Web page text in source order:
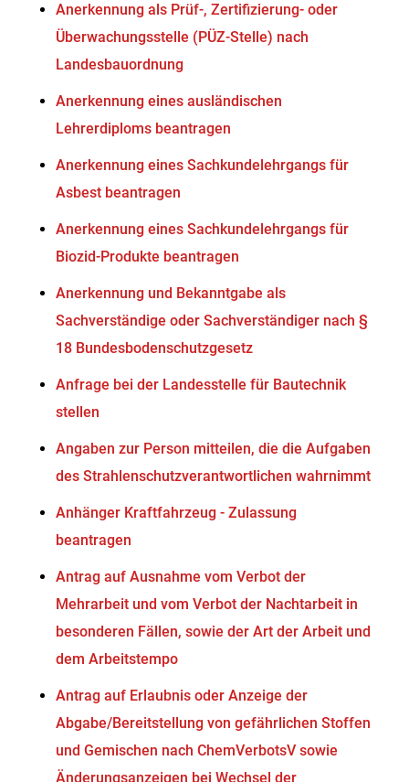
Anerkennung als Prüf-, Zertifizierung- oder
Überwachungsstelle (PÜZ-Stelle) nach
Landesbauordnung
Anerkennung eines ausländischen
Lehrerdiploms beantragen
Anerkennung eines Sachkundelehrgangs für
Asbest beantragen
Anerkennung eines Sachkundelehrgangs für
Biozid-Produkte beantragen
Anerkennung und Bekanntgabe als
Sachverständige oder Sachverständiger nach §
18 Bundesbodenschutzgesetz
Anfrage bei der Landesstelle für Bautechnik
stellen
Angaben zur Person mitteilen, die die Aufgaben
des Strahlenschutzverantwortlichen wahrnimmt
Anhänger Kraftfahrzeug - Zulassung
beantragen
Antrag auf Ausnahme vom Verbot der
Mehrarbeit und vom Verbot der Nachtarbeit in
besonderen Fällen, sowie der Art der Arbeit und
dem Arbeitstempo
Antrag auf Erlaubnis oder Anzeige der
Abgabe/Bereitstellung von gefährlichen Stoffen
und Gemischen nach ChemVerbotsV sowie
Änderungsanzeigen bei Wechsel der